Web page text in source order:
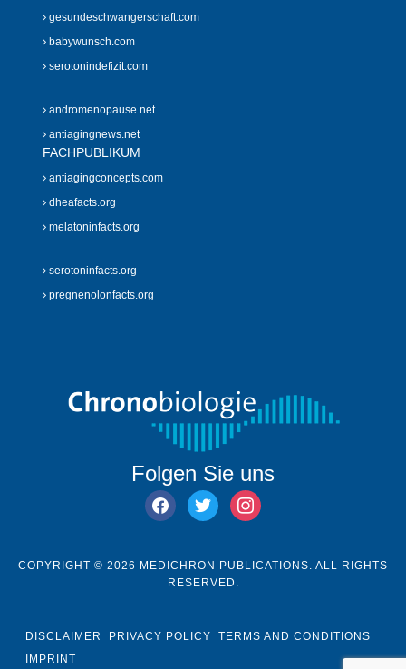
gesundeschwangerschaft.com
babywunsch.com
serotonindefizit.com
andromenopause.net
antiagingnews.net
FACHPUBLIKUM
antiagingconcepts.com
dheafacts.org
melatoninfacts.org
serotoninfacts.org
pregnenolonfacts.org
Folgen Sie uns
facebook
twitter instagram
COPYRIGHT © 2026 MEDICHRON PUBLICATIONS. ALL RIGHTS
RESERVED.
DISCLAIMER PRIVACY POLICY
TERMS AND CONDITIONS
IMPRINT